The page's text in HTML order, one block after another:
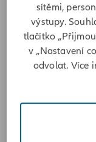
Adresa
č. p. 121
53401 Poběžovice
Vypočítat
sítěmi,
výstupy.
tlačítko
v „Nastavení
odvolat. Více